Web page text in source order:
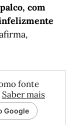
com
fonte
Saber mais
Google